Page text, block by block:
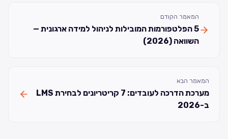
המאמר הקודם
5 הפלטפורמות המובילות לניהול למידה ארגונית —
השוואה (2026)
המאמר הבא
מערכת הדרכה לעובדים: 7 קריטריונים לבחירת LMS
ב-2026